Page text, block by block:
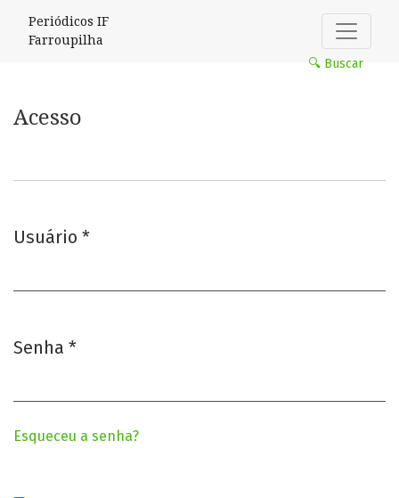
Acesso
Periódicos IF
Farroupilha
🔍 Buscar
Acesso
Usuário *
Senha *
Esqueceu a senha?